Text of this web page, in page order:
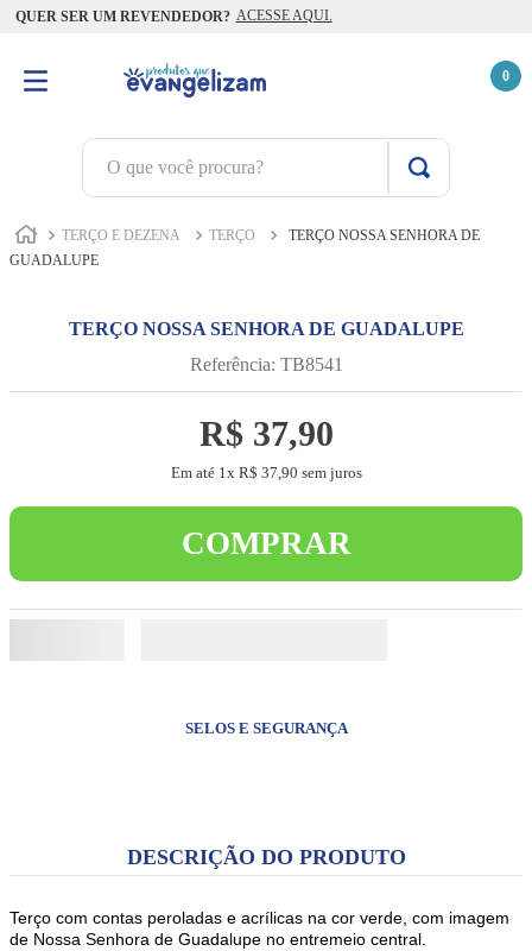
QUER SER UM REVENDEDOR? ACESSE AQUI.
0
O que você procura?
TERÇO E DEZENA TERÇO
TERÇO NOSSA SENHORA DE
GUADALUPE
TERÇO NOSSA SENHORA DE GUADALUPE
Referência: TB8541
R$ 37,90
Em até 1 x R$ 37 90 sem juros
COMPRAR
SELOS E SEGURANÇA
DESCRIÇÃO DO PRODUTO
Terço com contas peroladas e acrílicas na cor verde, com imagem
de Nossa Senhora de Guadalupe no entremeio central.
3º
biblia
5º
capelinha jesus santas chagas
6 º
camiseta
7º
pulseira
8º
jesus santa chagas